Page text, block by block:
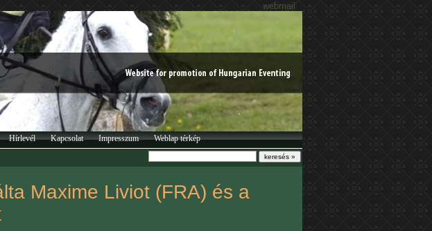
webmail
Hírlevél Kapcsolat Impresszum Weblap térkép
Maxime Liviot (FRA) és a